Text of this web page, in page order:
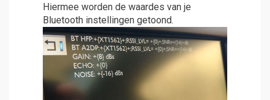
Hiermee worden de waardes van je
Bluetooth instellingen getoond.